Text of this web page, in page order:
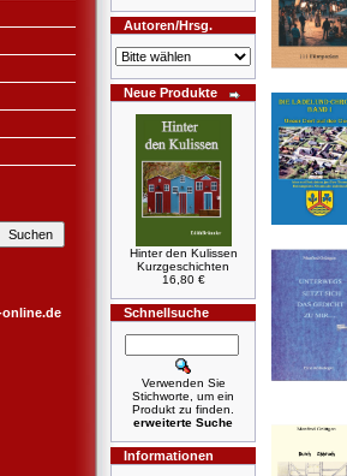
Autoren/Hrsg.
Neue Produkte
Hinter den Kulissen
Kurzgeschichten
16,80 €
Schnellsuche
Verwenden Sie
Stichworte, um ein
Produkt zu finden.
erweiterte Suche
Informationen